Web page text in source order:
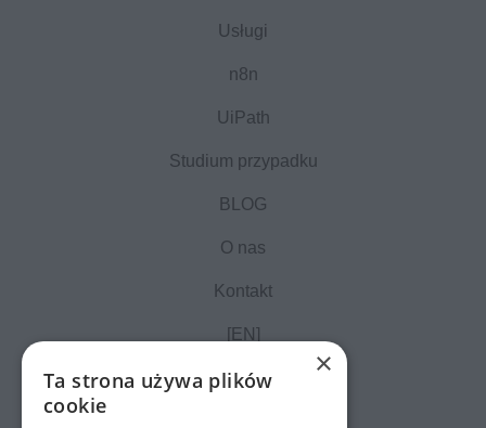
Usługi
n8n
UiPath
Studium przypadku
BLOG
O nas
Kontakt
[EN]
×
Ta strona używa plików
cookie